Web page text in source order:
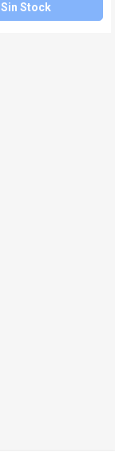
Sin Stock